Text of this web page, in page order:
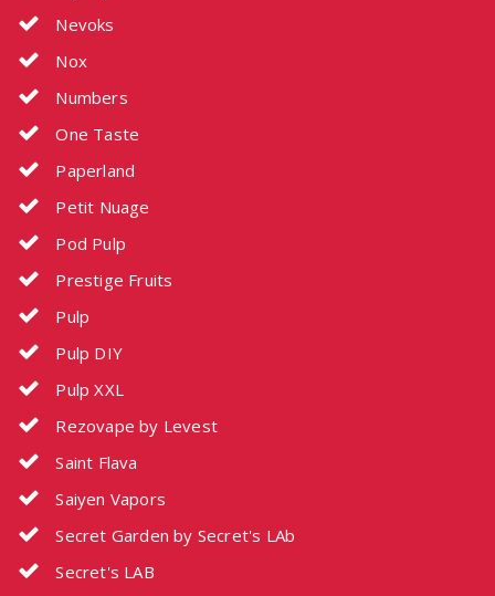
Nevoks
Nox
Numbers
One Taste
Paperland
Petit Nuage
Pod Pulp
Prestige Fruits
Pulp
Pulp DIY
Pulp XXL
Rezovape by Levest
Saint Flava
Saiyen Vapors
Secret Garden by Secret's LAb
Secret's LAB